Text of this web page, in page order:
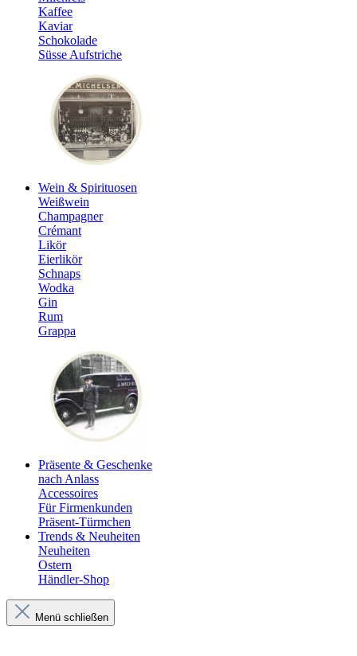
Kaffee
Kaviar
Schokolade
Süsse Aufstriche
Wein & Spirituosen
Weißwein
Champagner
Crémant
Likör
Eierlikör
Schnaps
Wodka
Gin
Rum
Grappa
Präsente & Geschenke
nach Anlass
Accessoires
Für Firmenkunden
Präsent-Türmchen
Trends & Neuheiten
Neuheiten
Ostern
Händler-Shop
Menü schließen